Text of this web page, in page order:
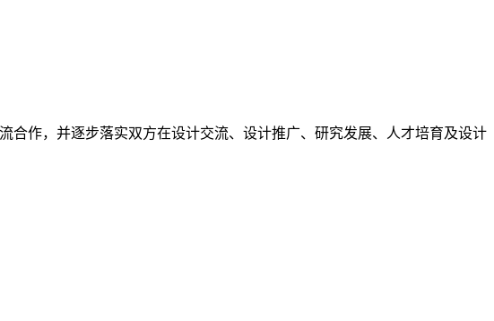
合作，并逐步落实双方在设计交流、设计推广、研究发展、人才培育及设计